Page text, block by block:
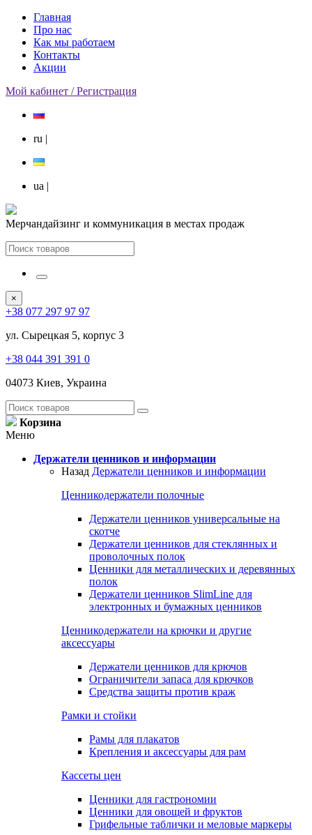
Главная
Про нас
Как мы работаем
Контакты
Акции
Мой кабинет / Регистрация
ru |
ua |
Мерчандайзинг и коммуникация в местах продаж
×
+38 077 297 97 97
ул. Сырецкая 5, корпус 3
+38 044 391 391 0
04073 Киев, Украина
Корзина
Меню
Держатели ценников и информации
Назад Держатели ценников и информации
Ценникодержатели полочные
Держатели ценников универсальные на
скотче
Держатели ценников для стеклянных и
проволочных полок
Ценники для металлических и деревянных
полок
Держатели ценников SlimLine для
электронных и бумажных ценников
Ценникодержатели на крючки и другие
аксессуары
Держатели ценников для крючов
Ограничители запаса для крючков
Средства защиты против краж
Рамки и стойки
Рамы для плакатов
Крепления и аксессуары для рам
Кассеты цен
Ценники для гастрономии
Ценники для овощей и фруктов
Грифельные таблички и меловые маркеры